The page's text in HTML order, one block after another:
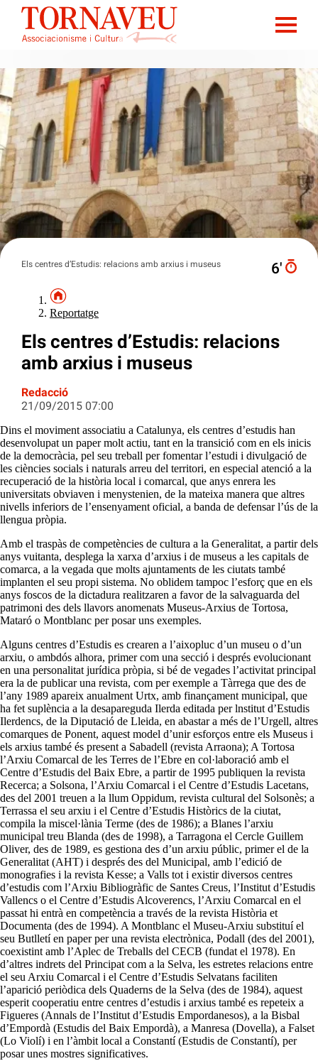
Els centres d’Estudis: relacions amb arxius i museus 6′
Reportatge
Els centres d’Estudis: relacions
amb arxius i museus
Redacció
21/09/2015 07:00
Dins el moviment associatiu a Catalunya, els centres d’estudis han
desenvolupat un paper molt actiu, tant en la transició com en els inicis
de la democràcia, pel seu treball per fomentar l’estudi i divulgació de
les ciències socials i naturals arreu del territori, en especial atenció a la
recuperació de la història local i comarcal, que anys enrera les
universitats obviaven i menystenien, de la mateixa manera que altres
nivells inferiors de l’ensenyament oficial, a banda de defensar l’ús de la
llengua pròpia.
Amb el traspàs de competències de cultura a la Generalitat, a partir dels
anys vuitanta, desplega la xarxa d’arxius i de museus a les capitals de
comarca, a la vegada que molts ajuntaments de les ciutats també
implanten el seu propi sistema. No oblidem tampoc l’esforç que en els
anys foscos de la dictadura realitzaren a favor de la salvaguarda del
patrimoni des dels llavors anomenats Museus-Arxius de Tortosa,
Mataró o Montblanc per posar uns exemples.
Alguns centres d’Estudis es crearen a l’aixopluc d’un museu o d’un
arxiu, o ambdós alhora, primer com una secció i després evolucionant
en una personalitat jurídica pròpia, si bé de vegades l’activitat principal
era la de publicar una revista, com per exemple a Tàrrega que des de
l’any 1989 apareix anualment Urtx, amb finançament municipal, que
ha fet suplència a la desapareguda Ilerda editada perlnstitutd’Estudis
Ilerdencs, de la Diputació de Lleida, en abastar a més de l’Urgell, altres
comarques de Ponent, aquest model d’unir esforços entre els Museus i
els arxius també és present a Sabadell (revistaArraona); A Tortosa
l’Arxiu Comarcal de les Terres de l’Ebre en col·laboració amb el
Centre d’Estudis del Baix Ebre, a partir de 1995 publiquen la revista
Recerca; a Solsona, l’Arxiu Comarcal i el Centre d’Estudis Lacetans,
des del 2001 treuen a la llum Oppidum, revista cultural del Solsonès; a
Terrassa el seu arxiu i el Centre d’Estudis Històrics de la ciutat,
compila la miscel·lània Terme (des de 1986); a Blanes l’arxiu
municipal treu Blanda (des de 1998), a Tarragona el Cercle Guillem
Oliver, des de 1989, es gestiona des d’un arxiu públic, primer el de la
Generalitat (AHT) i després des del Municipal, amb l’edició de
monografies i la revista Kesse; a Valls tot i existir diversos centres
d’estudis com l’Arxiu Bibliogràfic de Santes Creus, l’Institut d’Estudis
Vallencs o el Centre d’Estudis Alcoverencs, l’Arxiu Comarcal en el
passat hi entrà en competència a través de la revista Història et
Documenta (des de 1994). A Montblanc el Museu-Arxiu substituí el
seu Butlletí en paper per una revista electrònica, Podall (des del 2001),
coexistint amb l’Aplec de Treballs del CECB (fundat el 1978). En
d’altres indrets del Principat com a la Selva, les estretes relacions entre
el seu Arxiu Comarcal i el Centre d’Estudis Selvatans faciliten
l’aparició periòdica dels Quaderns de la Selva (des de 1984), aquest
esperit cooperatiu entre centres d’estudis i arxius també es repeteix a
Figueres (Annals de l’Institut d’Estudis Empordanesos), a la Bisbal
d’Empordà (Estudis del Baix Empordà), a Manresa (Dovella), a Falset
(Lo Violí) i en l’àmbit local a Constantí (Estudis de Constantí), per
posar unes mostres significatives.